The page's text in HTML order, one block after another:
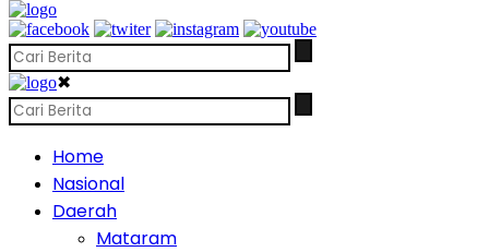
✖
Home
Nasional
Daerah
Mataram